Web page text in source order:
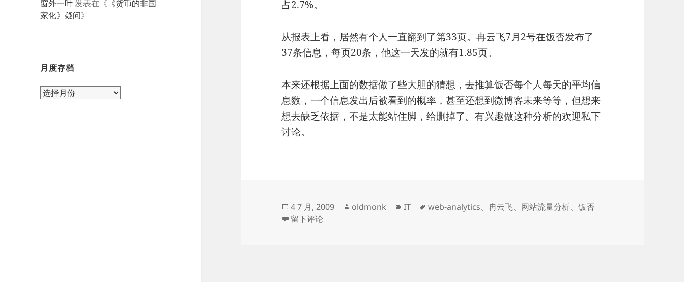
窗外一叶发表在《 《货币的非国
家化》疑问》
月度存档
月
占2.7%。
从报表上看，居然有个人一直翻到了第33页。冉云飞7月2号在饭否发布了
37条信息，每页20条，他这一天发的就有1.85页。
本来还根据上面的数据做了些大胆的猜想，去推算饭否每个人每天的平均信
息数，一个信息发出后被看到的概率，甚至还想到微博客未来等等，但想来
想去缺乏依据，不是太能站住脚，给删掉了。有兴趣做这种分析的欢迎私下
讨论。
发
布
4 7 月, 2009
作
oldmonk
分
IT
标
web-analytics、冉云飞、 网站流量分析、饭否
于饭否出来的流量初步研究
留下评论